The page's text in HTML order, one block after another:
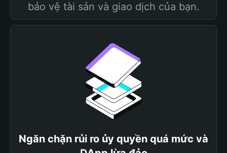
bảo vệ tài sản và giao dịch của bạn.
Ngăn chặn rủi ro ủy quyền quá mức và